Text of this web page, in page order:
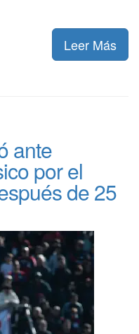
Leer Más
ante
por el
de 25